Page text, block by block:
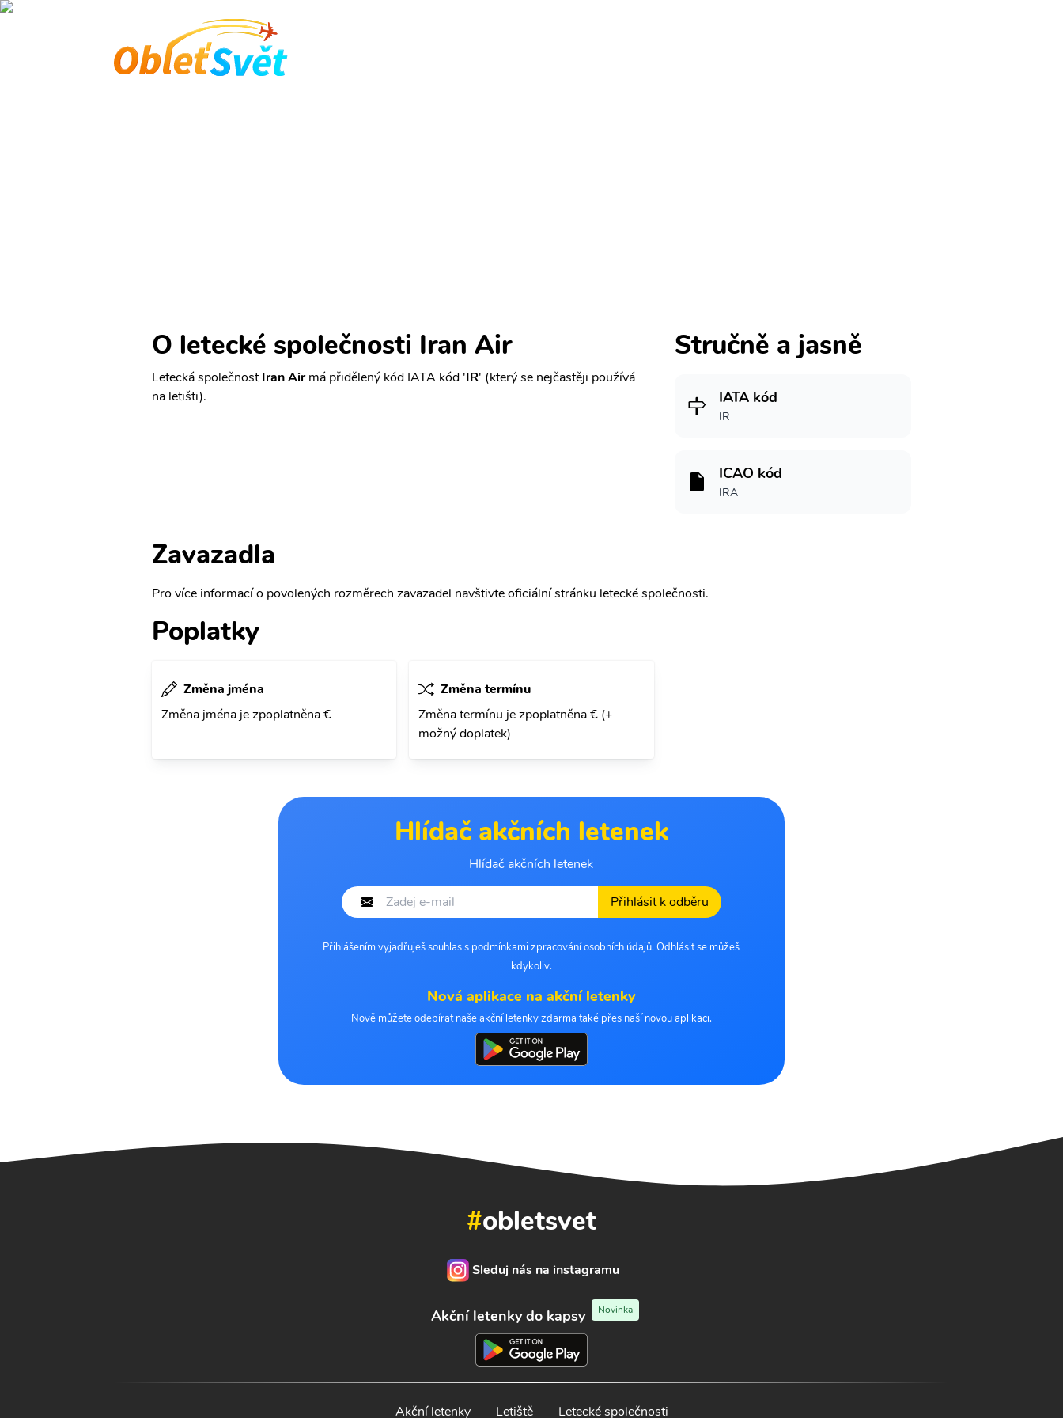
O letecké společnosti Iran Air
Letecká společnostIran Airmá přidělený kód IATA kód 'IR' (který se nejčastěji používá
na letišti).
Stručně a jasně
IATA kód
IR
ICAO kód
IRA
Zavazadla
Pro více informací o povolených rozměrech zavazadel navštivte oficiální stránku letecké společnosti.
Poplatky
Změna jména
Změna jména je zpoplatněna €
Změna termínu
Změna termínu je zpoplatněna € (+
možný doplatek)
Hlídač akčních letenek
Hlídač akčních letenek
Přihlásit k odběru
Přihlášením vyjadřuješ souhlas s podmínkami zpracování osobních údajů. Odhlásit se můžeš
kdykoliv.
Nová aplikace na akční letenky
Nově můžete odebírat naše akční letenky zdarma také přes naší novou aplikaci.
#obletsvet
Sleduj nás na instagramu
Akční letenky do kapsy Novinka
Akční letenky Letiště Letecké společnosti